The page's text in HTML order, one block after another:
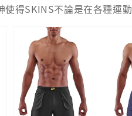
得SKINS不論是在各種運